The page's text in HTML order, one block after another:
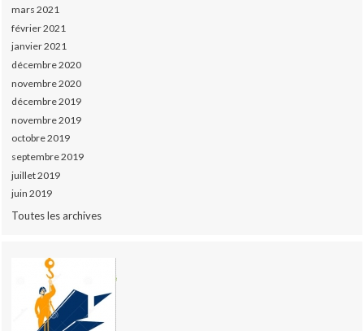
mars 2021
février 2021
janvier 2021
décembre 2020
novembre 2020
décembre 2019
novembre 2019
octobre 2019
septembre 2019
juillet 2019
juin 2019
Toutes les archives